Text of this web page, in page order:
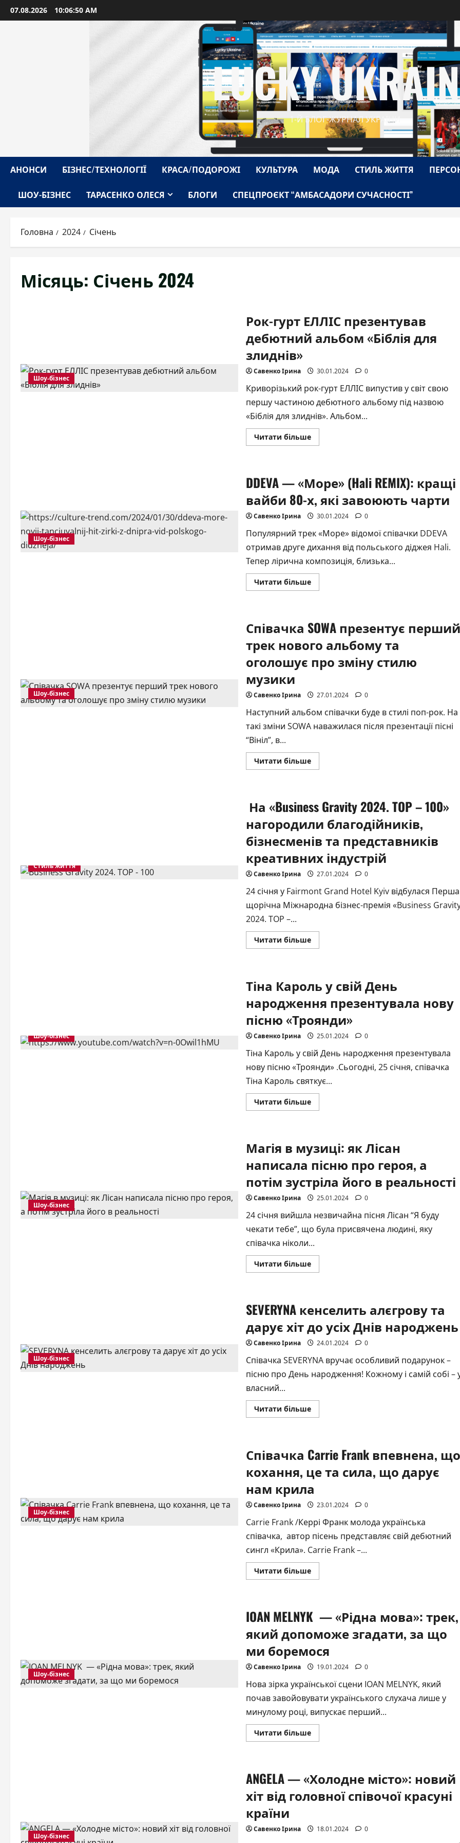
Перейти
до
07.08.2026 10:06:51 AM
LUCKY
1-Й БЛОГ-ЖУРНАЛ УКРАЇНИ
АНОНСИ БІЗНЕС/ТЕХНОЛОГІЇ КРАСА/ПОДОРОЖІ КУЛЬТУРА МОДА СТИЛЬ ЖИТТЯ
ШОУ-БІЗНЕС ТАРАСЕНКО ОЛЕСЯ БЛОГИ СПЕЦПРОЄКТ “АМБАСАДОРИ СУЧАСНОСТІ”
Головна 2024 Січень
Місяць: Січень 2024
Шоу-бізнес
Рок-гурт ЕЛЛІС презентував
дебютний альбом «Біблія для
злиднів»
Савенко Ірина 30.01.2024 0
Криворізький рок-гурт ЕЛЛІС випустив у світ свою
першу частиною дебютного альбому під назвою
«Біблія для злиднів». Альбом...
Читати більшеДокладніше
про
дебютний
альбом
«Біблія
для
злиднів»
Шоу-бізнес
DDEVA — «Море» (Hali REMIX): кращі
вайби 80-х, які завоюють чарти
Савенко Ірина 30.01.2024 0
Популярний трек «Море» відомої співачки DDEVA
отримав друге дихання від польського діджея Hali.
Тепер лірична композиція, близька...
Читати більшеДокладніше
про
REMIX):
кращі
80-
х,
які
завоюють
Шоу-бізнес
Співачка SOWA презентує перший
трек нового альбому та
оголошує про зміну стилю
музики
Савенко Ірина 27.01.2024 0
Наступний альбом співачки буде в стилі поп-рок. На
такі зміни SOWA наважилася після презентації пісні
“Вініл”, в...
Читати більшеДокладніше
про
трек
нового
альбому
та
оголошує
про
зміну
стилю
музики
Стиль життя
На «Business Gravity 2024. TOP – 100»
нагородили благодійників,
бізнесменів та представників
креативних індустрій
Савенко Ірина 27.01.2024 0
24 січня у Fairmont Grand Hotel Kyiv відбулася Перша
щорічна Міжнародна бізнес-премія «Business
2024. TOP –...
Читати більшеДокладніше
про
TOP
–
100»
нагородили
благодійників,
бізнесменів
та
представників
креативних
індустрій
Шоу-бізнес
Тіна Кароль у свій День
народження презентувала нову
пісню «Троянди»
Савенко Ірина 25.01.2024 0
Тіна Кароль у свій День народження презентувала
нову пісню «Троянди» .Сьогодні, 25 січня, співачка
Тіна Кароль святкує...
Читати більшеДокладніше
про
День
народження
презентувала
нову
пісню
«Троянди»
Шоу-бізнес
Магія в музиці: як Лісан
написала пісню про героя, а
потім зустріла його в реальності
Савенко Ірина 25.01.2024 0
24 січня вийшла незвичайна пісня Лісан “Я буду
чекати тебе”, що була присвячена людині, яку
співачка ніколи...
Читати більшеДокладніше
про
Лісан
написала
про
героя,
а
зустріла
його
в
реальності
Шоу-бізнес
SEVERYNA кенселить алєгрову та
дарує хіт до усіх Днів народжень
Савенко Ірина 24.01.2024 0
Співачка SEVERYNA вручає особливий подарунок –
пісню про День народження! Кожному і самій собі –
власний...
Читати більшеДокладніше
про
дарує
хіт
усіх
Днів
народжень
Шоу-бізнес
Співачка Carrie Frank впевнена, що
кохання, це та сила, що дарує
нам крила
Савенко Ірина 23.01.2024 0
Carrie Frank /Керрі Франк молода українська
співачка, автор пісень представляє свій дебютний
сингл «Крила». Carrie Frank –...
Читати більшеДокладніше
про
що
кохання,
та
сила,
що
дарує
нам
крила
Шоу-бізнес
IOAN MELNYK — «Рідна мова»: трек,
який допоможе згадати, за що
ми боремося
Савенко Ірина 19.01.2024 0
Нова зірка української сцени IOAN MELNYK, який
почав завойовувати українського слухача лише у
минулому році, випускає перший...
Читати більшеДокладніше
про
мова»:
трек,
допоможе
згадати,
ми
боремося
Шоу-бізнес
ANGELA — «Холодне місто»: новий
хіт від головної співочої красуні
країни
Савенко Ірина 18.01.2024 0